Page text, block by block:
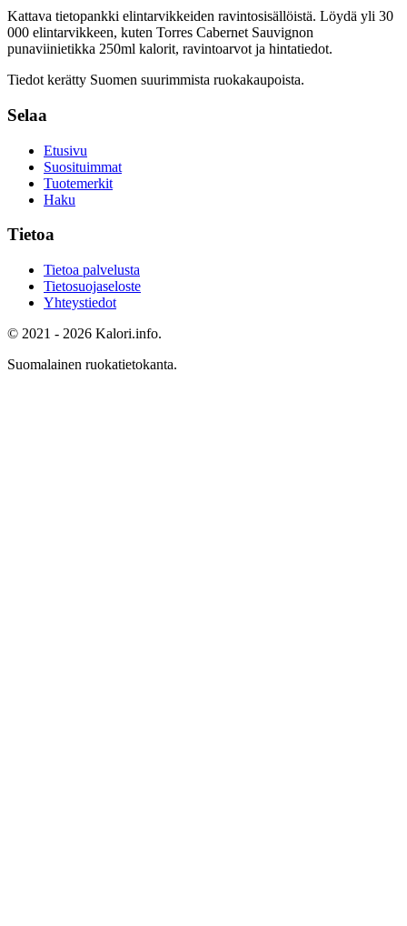
Kattava tietopankki elintarvikkeiden ravintosisällöistä. Löydä yli 30
000 elintarvikkeen, kuten Torres Cabernet Sauvignon
punaviinietikka 250ml kalorit, ravintoarvot ja hintatiedot.
Tiedot kerätty Suomen suurimmista ruokakaupoista.
Selaa
Etusivu
Suosituimmat
Tuotemerkit
Haku
Tietoa
Tietoa palvelusta
Tietosuojaseloste
Yhteystiedot
© 2021 - 2026 Kalori.info.
Suomalainen ruokatietokanta.